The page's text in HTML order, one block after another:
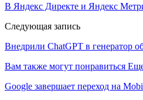
В Яндекс Директе и Яндекс
Следующая запись
Внедрили ChatGPT в генератор
Вам также могут понравиться
Google завершает переход на